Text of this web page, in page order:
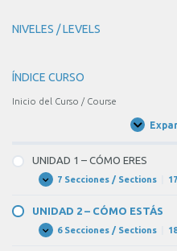
NIVELES / LEVELS
ÍNDICE CURSO
Inicio del Curso / Course
UNIDAD 1 – CÓMO ERES
Expandir
UNIDAD
–
CÓMO
ERES
7 Secciones / Sections
UNIDAD 2 – CÓMO ESTÁS
Expandir
UNIDAD6 Secciones / Sections